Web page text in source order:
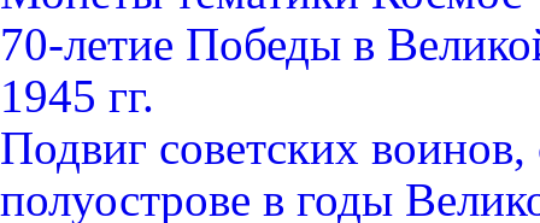
70-летие Победы в
1945 гг.
Подвиг советских
полуострове в годы